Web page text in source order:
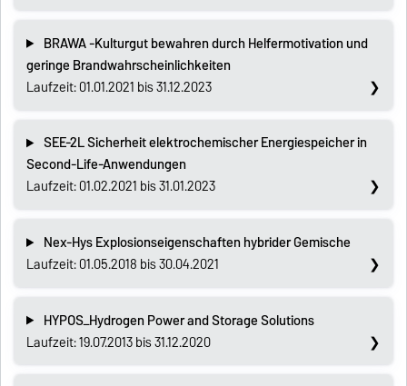
BRAWA -Kulturgut bewahren durch Helfermotivation und
geringe Brandwahrscheinlichkeiten
Laufzeit: 01.01.2021 bis 31.12.2023
SEE-2L Sicherheit elektrochemischer Energiespeicher in
Second-Life-Anwendungen
Laufzeit: 01.02.2021 bis 31.01.2023
Nex-Hys Explosionseigenschaften hybrider Gemische
Laufzeit: 01.05.2018 bis 30.04.2021
HYPOS_Hydrogen Power and Storage Solutions
Laufzeit: 19.07.2013 bis 31.12.2020